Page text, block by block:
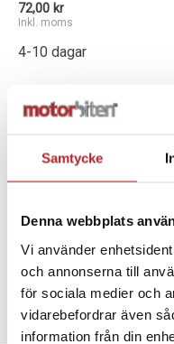
Samtycke
Denna webbplats
Vi använder
och annonserna till
för sociala medier och
vidarebefordrar även
information från din
72,00 kr
Inkl. moms
4-10 dagar
- +
SPECIFIKATION